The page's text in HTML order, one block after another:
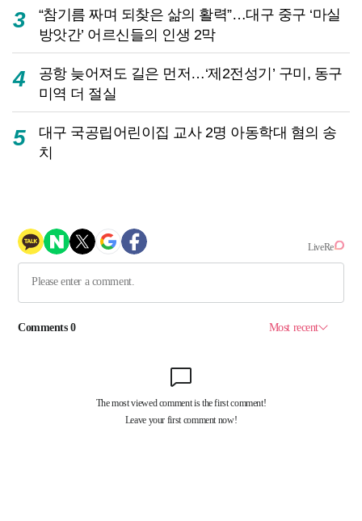
3
“참기름 짜며 되찾은 삶의 활력”…대구 중구 ‘마실
방앗간’ 어르신들의 인생 2막
4
공항 늦어져도 길은 먼저…‘제2전성기’ 구미, 동구
미역 더 절실
5
대구 국공립어린이집 교사 2명 아동학대 혐의 송
치